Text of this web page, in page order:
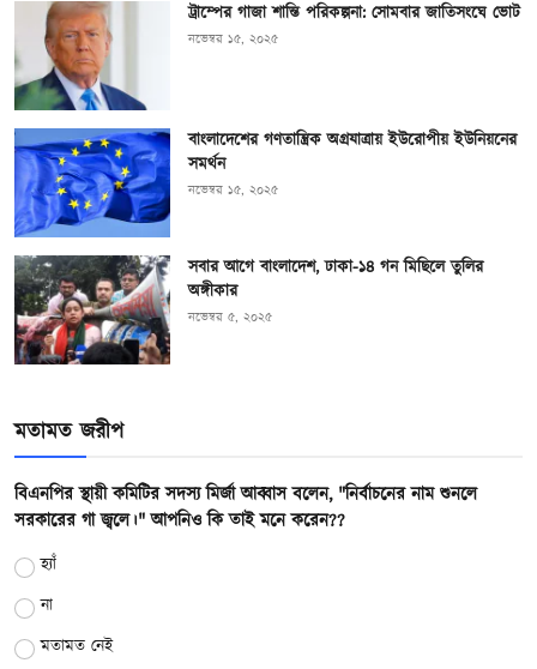
ট্রাম্পের গাজা শান্তি পরিকল্পনা: সোমবার জাতিসংঘে ভোট
নভেম্বর ১৫, ২০২৫
বাংলাদেশের গণতান্ত্রিক অগ্রযাত্রায় ইউরোপীয় ইউনিয়নের
সমর্থন
নভেম্বর ১৫, ২০২৫
সবার আগে বাংলাদেশ, ঢাকা-১৪ গন মিছিলে তুলির
অঙ্গীকার
নভেম্বর ৫, ২০২৫
মতামত জরীপ
বিএনপির স্থায়ী কমিটির সদস্য মির্জা আব্বাস বলেন, "নির্বাচনের নাম শুনলে
সরকারের গা জ্বলে।" আপনিও কি তাই মনে করেন??
হ্যাঁ
না
মতামত নেই